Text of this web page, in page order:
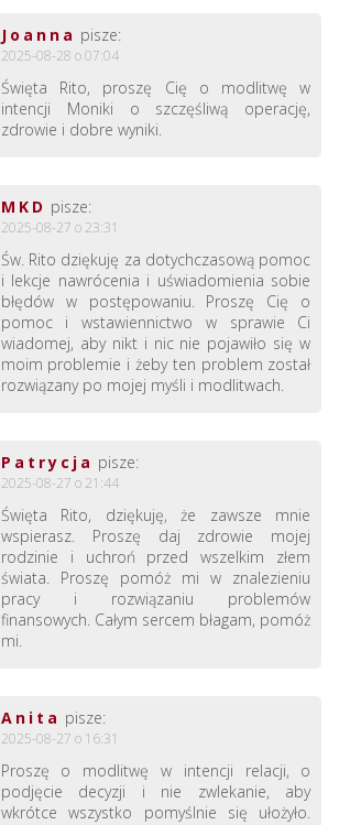
Joanna pisze:
2025-08-28 o 07:04
Święta Rito, proszę Cię o modlitwę w
intencji Moniki o szczęśliwą operację,
zdrowie i dobre wyniki.
MKD pisze:
2025-08-27 o 23:31
Św. Rito dziękuję za dotychczasową pomoc
i lekcje nawrócenia i uświadomienia sobie
błędów w postępowaniu. Proszę Cię o
pomoc i wstawiennictwo w sprawie Ci
wiadomej, aby nikt i nic nie pojawiło się w
moim problemie i żeby ten problem został
rozwiązany po mojej myśli i modlitwach.
Patrycja pisze:
2025-08-27 o 21:44
Święta Rito, dziękuję, że zawsze mnie
wspierasz. Proszę daj zdrowie mojej
rodzinie i uchroń przed wszelkim złem
świata. Proszę pomóż mi w znalezieniu
pracy i rozwiązaniu problemów
finansowych. Całym sercem błagam, pomóż
mi.
Anita pisze:
2025-08-27 o 16:31
Proszę o modlitwę w intencji relacji, o
podjęcie decyzji i nie zwlekanie, aby
wkrótce wszystko pomyślnie się ułożyło.